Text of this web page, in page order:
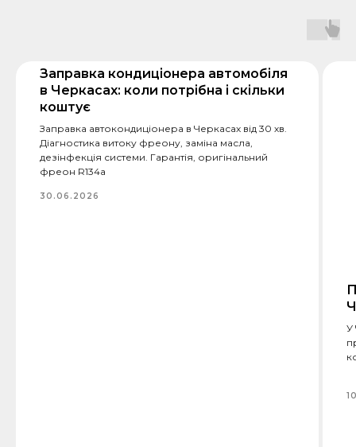
Заправка кондиціонера автомобіля
в Черкасах: коли потрібна і скільки
коштує
Заправка автокондиціонера в Черкасах від 30 хв.
Діагностика витоку фреону, заміна масла,
дезінфекція системи. Гарантія, оригінальний
фреон R134a
30.06.2026
У